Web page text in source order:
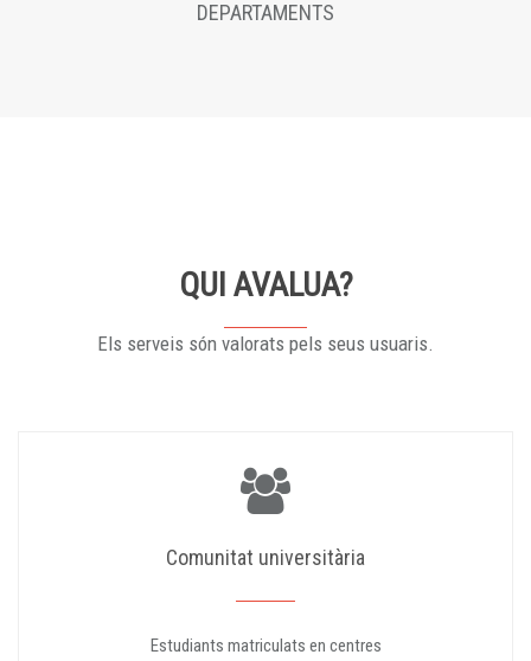
DEPARTAMENTS
QUI AVALUA?
Els serveis són valorats pels seus usuaris.
Comunitat universitària
Estudiants matriculats en centres